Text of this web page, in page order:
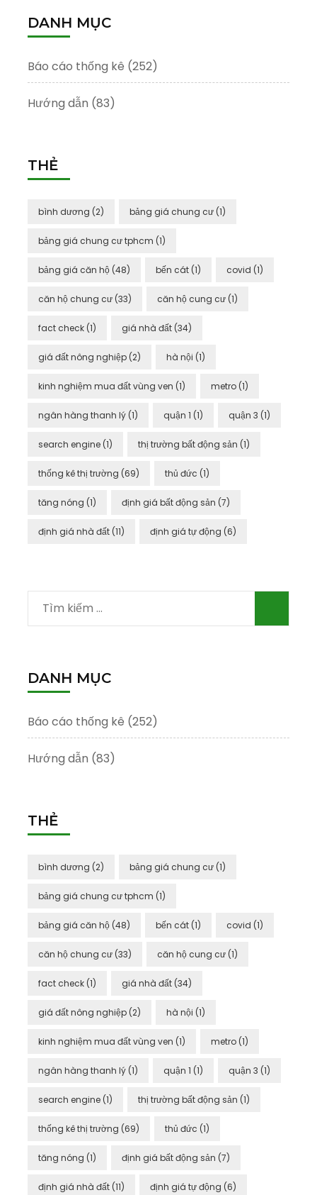
DANH MỤC
Báo cáo thống kê (252)
Hướng dẫn (83)
THẺ
bình dương (2) bảng giá chung cư (1)
bảng giá chung cư tphcm (1)
bảng giá căn hộ (48) bến cát (1) covid (1)
căn hộ chung cư (33) căn hộ cung cư (1)
fact check (1) giá nhà đất (34)
giá đất nông nghiệp (2) hà nội (1)
kinh nghiệm mua đất vùng ven (1) metro (1)
ngân hàng thanh lý (1) quận 1 (1) quận 3 (1)
search engine (1) thị trường bất động sản (1)
thống kê thị trường (69) thủ đức (1)
tăng nóng (1) định giá bất động sản (7)
định giá nhà đất (11) định giá tự động (6)
Tìm
kiếm
DANH MỤC
Báo cáo thống kê (252)
Hướng dẫn (83)
THẺ
bình dương (2) bảng giá chung cư (1)
bảng giá chung cư tphcm (1)
bảng giá căn hộ (48) bến cát (1) covid (1)
căn hộ chung cư (33) căn hộ cung cư (1)
fact check (1) giá nhà đất (34)
giá đất nông nghiệp (2) hà nội (1)
kinh nghiệm mua đất vùng ven (1) metro (1)
ngân hàng thanh lý (1) quận 1 (1) quận 3 (1)
search engine (1) thị trường bất động sản (1)
thống kê thị trường (69) thủ đức (1)
tăng nóng (1) định giá bất động sản (7)
định giá nhà đất (11) định giá tự động (6)